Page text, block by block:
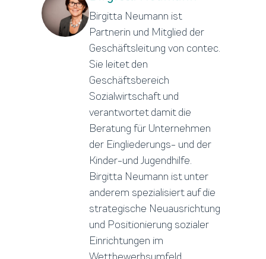
Birgitta Neumann ist
Partnerin und Mitglied der
Geschäftsleitung von contec.
Sie leitet den
Geschäftsbereich
Sozialwirtschaft und
verantwortet damit die
Beratung für Unternehmen
der Eingliederungs- und der
Kinder-und Jugendhilfe.
Birgitta Neumann ist unter
anderem spezialisiert auf die
strategische Neuausrichtung
und Positionierung sozialer
Einrichtungen im